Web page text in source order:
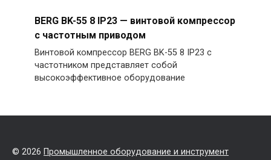
BERG BK-55 8 IP23 — винтовой компрессор
с частотным приводом
Винтовой компрессор BERG BK-55 8 IP23 с
частотником представляет собой
высокоэффективное оборудование
© 2026 Промышленное оборудование и инструмент